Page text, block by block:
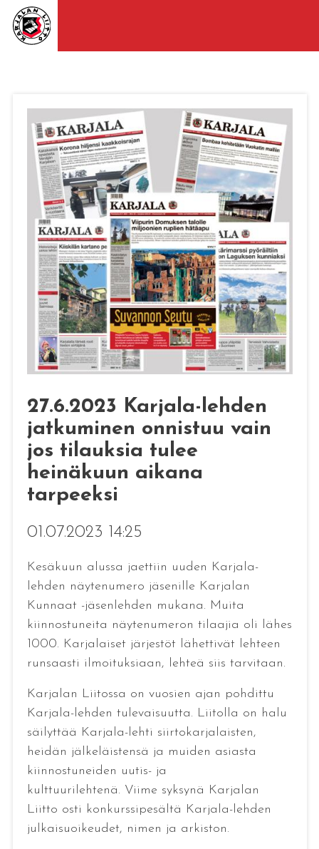
27.6.2023 Karjala-lehden
jatkuminen onnistuu vain
jos tilauksia tulee
heinäkuun aikana
tarpeeksi
01.07.2023 14:25
Kesäkuun alussa jaettiin uuden Karjala-
lehden näytenumero jäsenille Karjalan
Kunnaat -jäsenlehden mukana. Muita
kiinnostuneita näytenumeron tilaajia oli lähes
1000. Karjalaiset järjestöt lähettivät lehteen
runsaasti ilmoituksiaan, lehteä siis tarvitaan.
Karjalan Liitossa on vuosien ajan pohdittu
Karjala-lehden tulevaisuutta. Liitolla on halu
säilyttää Karjala-lehti siirtokarjalaisten,
heidän jälkeläistensä ja muiden asiasta
kiinnostuneiden uutis- ja
kulttuurilehtenä. Viime syksynä Karjalan
Liitto osti konkurssipesältä Karjala-lehden
julkaisuoikeudet, nimen ja arkiston.